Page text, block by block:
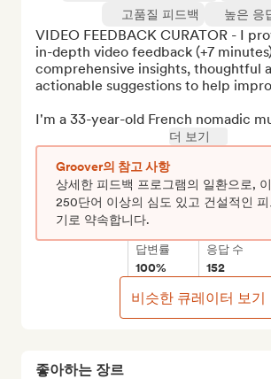
좋아하는 장르
고품질 피드백
높은 응
VIDEO FEEDBACK CURATOR - I
in-depth video feedback (+7
comprehensive insights, thoughtful
actionable suggestions to help
I'm a 33-year-old French nomadic
더 보기
Groover의 참고 사항
상세한 피드백 프로그램의 일환으로,
250단어 이상의 심도 있고 건설적인
기로 약속합니다.
답변률
100%
응답 수
152
비슷한 큐레이터 보기